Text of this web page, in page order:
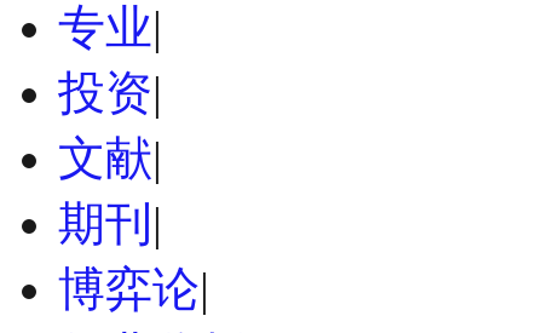
专业|
投资|
文献|
期刊 |
博弈论|